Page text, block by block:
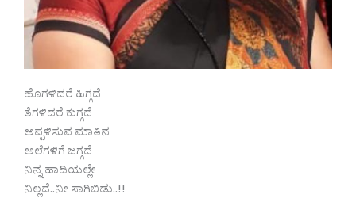
ಹೊಗಳಿದರೆ ಹಿಗ್ಗದೆ
ತೆಗಳಿದರೆ ಕುಗ್ಗದೆ
ಅಪ್ಪಳಿಸುವ ಮಾತಿನ
ಅಲೆಗಳಿಗೆ ಜಗ್ಗದೆ
ನಿನ್ನ ಹಾದಿಯಲ್ಲೇ
ನಿಲ್ಲದೆ..ನೀ ಸಾಗಿಬಿಡು..!!